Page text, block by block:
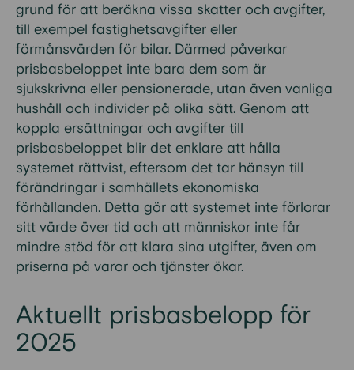
grund för att beräkna vissa skatter och avgifter,
till exempel fastighetsavgifter eller
förmånsvärden för bilar. Därmed påverkar
prisbasbeloppet inte bara dem som är
sjukskrivna eller pensionerade, utan även vanliga
hushåll och individer på olika sätt. Genom att
koppla ersättningar och avgifter till
prisbasbeloppet blir det enklare att hålla
systemet rättvist, eftersom det tar hänsyn till
förändringar i samhällets ekonomiska
förhållanden. Detta gör att systemet inte förlorar
sitt värde över tid och att människor inte får
mindre stöd för att klara sina utgifter, även om
priserna på varor och tjänster ökar.
Aktuellt prisbasbelopp för
2025